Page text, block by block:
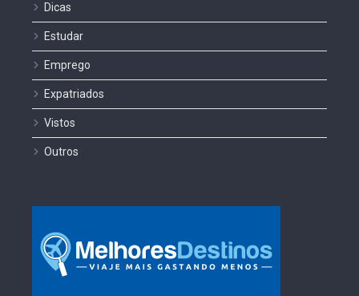
Dicas
Estudar
Emprego
Expatriados
Vistos
Outros